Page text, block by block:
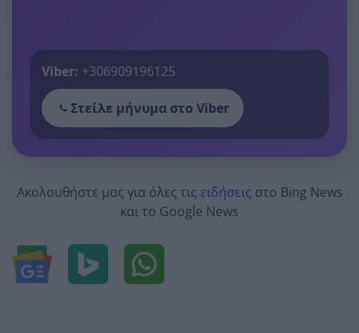
Viber: +306909196125
Στείλε μήνυμα στο Viber
Ακολουθήστε μας για όλες τις ειδήσεις στο Bing News
και το Google News